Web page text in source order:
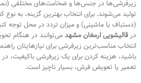
زیرفرشی‌ها در جنس‌ها و ضخامت‌های مختلفی
تولید می‌شوند. برای انتخاب بهترین گزینه، به
(دستباف یا ماشینی) و میزان تردد در محل توجه
در قالیشویی ارمغان مشهدمی‌توانند در هنگام
انتخاب مناسب‌ترین زیرفرشی برای نیازهایتان
باشید، هزینه کردن برای یک زیرفرشی باکیفیت،
تعمیر یا تعویض فرش، بسیار ناچیز است.